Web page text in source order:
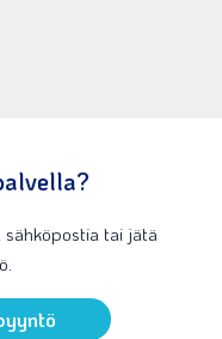
sähköpostia tai jätä